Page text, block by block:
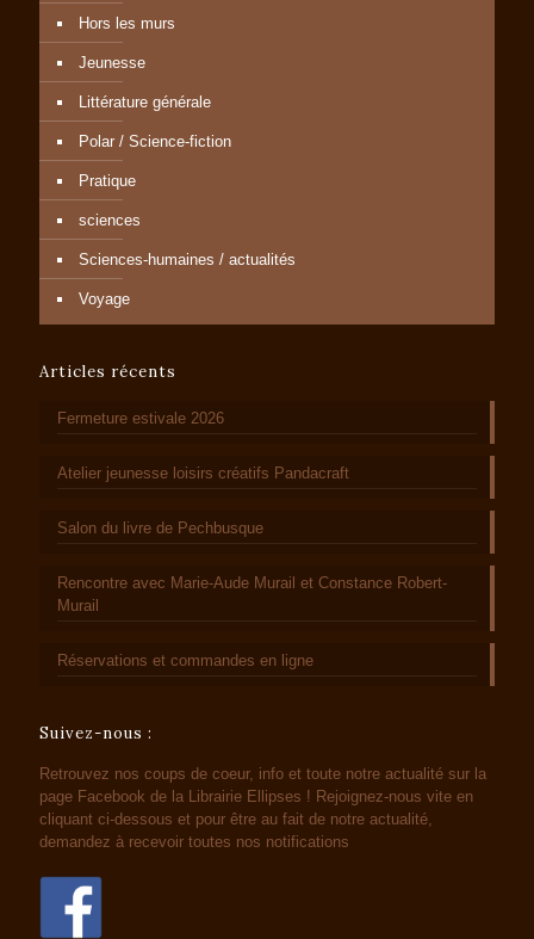
Hors les murs
Jeunesse
Littérature générale
Polar / Science-fiction
Pratique
sciences
Sciences-humaines / actualités
Voyage
Articles récents
Fermeture estivale 2026
Atelier jeunesse loisirs créatifs Pandacraft
Salon du livre de Pechbusque
Rencontre avec Marie-Aude Murail et Constance Robert-
Murail
Réservations et commandes en ligne
Suivez-nous :
Retrouvez nos coups de coeur, info et toute notre actualité sur la
page Facebook de la Librairie Ellipses ! Rejoignez-nous vite en
cliquant ci-dessous et pour être au fait de notre actualité,
demandez à recevoir toutes nos notifications